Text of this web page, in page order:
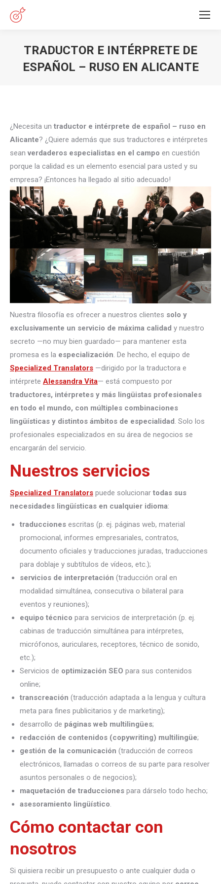
TRADUCTOR E INTÉRPRETE DE
ESPAÑOL – RUSO EN ALICANTE
¿Necesita un traductor e intérprete de español – ruso en
Alicante? ¿Quiere además que sus traductores e intérpretes
sean verdaderos especialistas en el campo en cuestión
porque la calidad es un elemento esencial para usted y su
empresa? ¡Entonces ha llegado al sitio adecuado!
Nuestra filosofía es ofrecer a nuestros clientes solo y
exclusivamente un servicio de máxima calidad y nuestro
secreto —no muy bien guardado— para mantener esta
promesa es la especialización. De hecho, el equipo de
Specialized Translators —dirigido por la traductora e
intérprete Alessandra Vita— está compuesto por
traductores, intérpretes y más lingüistas profesionales
en todo el mundo, con múltiples combinaciones
lingüísticas y distintos ámbitos de especialidad. Solo los
profesionales especializados en su área de negocios se
encargarán del servicio.
Nuestros servicios
Specialized Translators puede solucionar todas sus
necesidades lingüísticas en cualquier idioma:
traducciones escritas (p. ej. páginas web, material
promocional, informes empresariales, contratos,
documento oficiales y traducciones juradas, traducciones
para doblaje y subtítulos de vídeos, etc.);
servicios de interpretación (traducción oral en
modalidad simultánea, consecutiva o bilateral para
eventos y reuniones);
equipo técnico para servicios de interpretación (p. ej.
cabinas de traducción simultánea para intérpretes,
micrófonos, auriculares, receptores, técnico de sonido,
etc.);
Servicios de optimización SEO para sus contenidos
online;
transcreación (traducción adaptada a la lengua y cultura
meta para fines publicitarios y de marketing);
desarrollo de páginas web multilingües;
redacción de contenidos (copywriting) multilingüe;
gestión de la comunicación (traducción de correos
electrónicos, llamadas o correos de su parte para resolver
asuntos personales o de negocios);
maquetación de traducciones para dárselo todo hecho;
asesoramiento lingüístico.
Cómo contactar con
nosotros
Si quisiera recibir un presupuesto o ante cualquier duda o